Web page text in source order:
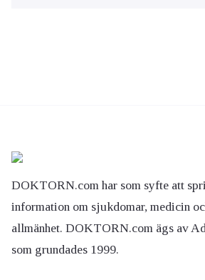
DOKTORN.com har som syfte att
information om sjukdomar, medicin
allmänhet. DOKTORN.com ägs av
som grundades 1999.